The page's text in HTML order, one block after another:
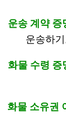
운송 계약 증
운송하
화물 수령 증
화물 소유권